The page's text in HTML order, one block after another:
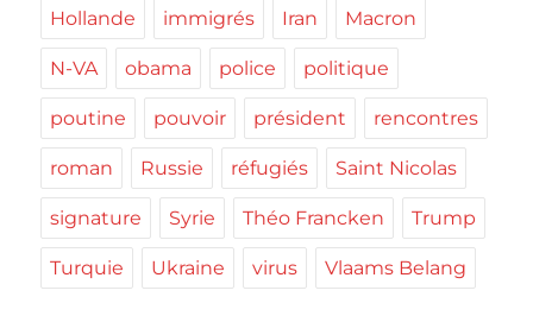
Hollande immigrés Iran Macron
N-VA obama police politique
poutine pouvoir président rencontres
roman Russie réfugiés Saint Nicolas
signature Syrie Théo Francken Trump
Turquie Ukraine virus Vlaams Belang